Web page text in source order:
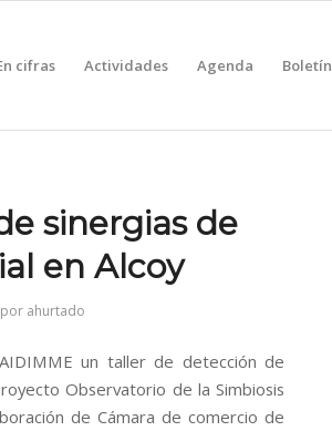
cifras Actividades Agenda Boletín
sinergias de
en Alcoy
por ahurtado
un taller de detección de
Observatorio de la Simbiosis
de Cámara de comercio de